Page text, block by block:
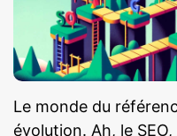
Le monde du
évolution. Ah, le